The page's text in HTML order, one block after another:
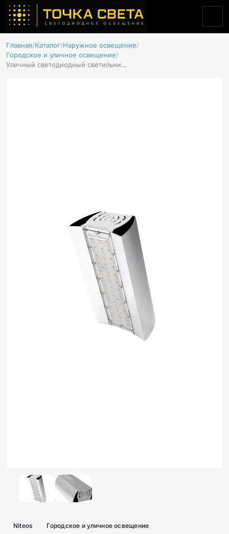
Главная Каталог Наружное освещение
Городское и уличное освещение
Уличный светодиодный светильник Магистраль 80 Д
Niteos Городское и уличное освещение